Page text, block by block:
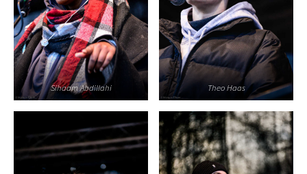
Sihaam Abdillahi Theo Haas